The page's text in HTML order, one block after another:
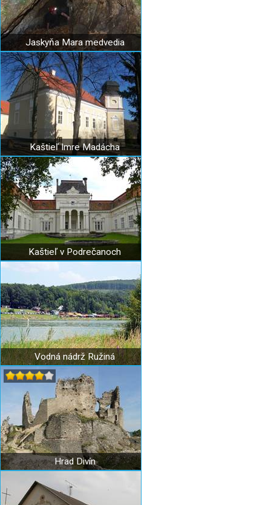
Jaskyňa Mara medvedia
Kaštieľ Imre Madácha
Kaštieľ v Podrečanoch
Vodná nádrž Ružiná
Hrad Divín